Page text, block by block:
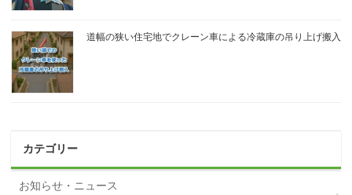
道幅の狭い住宅地でクレーン車による冷蔵庫の吊り上げ搬入
カテゴリー
お知らせ・ニュース